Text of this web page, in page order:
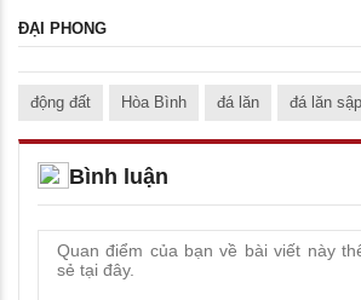
ĐẠI PHONG
động đất Hòa Bình đá lăn đá lăn
Bình luận